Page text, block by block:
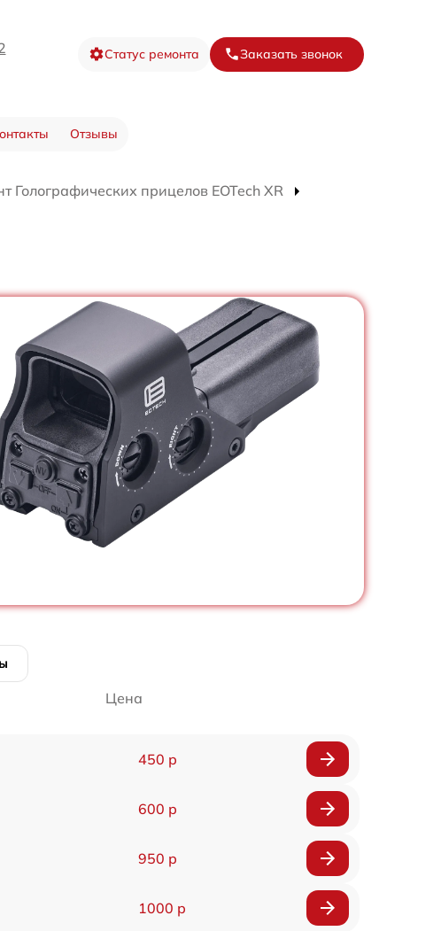
Статус ремонта Заказать звонок
Отзывы
Голографических прицелов EOTech XR
Цена
450 р
600 р
950 р
1000 р